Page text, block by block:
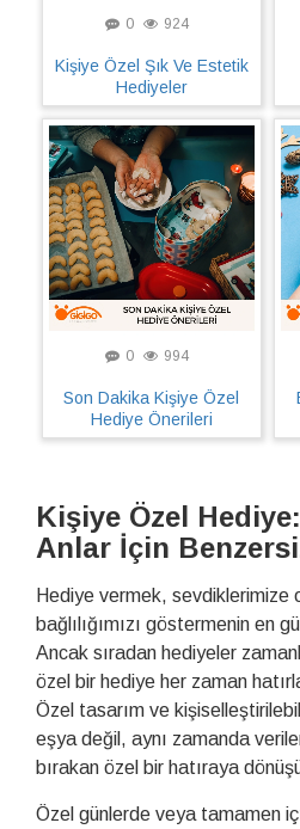
0 924
Kişiye Özel Şık Ve Estetik
Hediyeler
0 994
Son Dakika Kişiye Özel
Hediye Önerileri
Kişiye Özel
Anlar İçin
Hediye vermek, sevdiklerimize
bağlılığımızı göstermenin en
Ancak sıradan hediyeler
özel bir hediye her zaman
Özel tasarım ve
eşya değil, aynı zamanda
bırakan özel bir hatıraya
Özel günlerde veya tamamen